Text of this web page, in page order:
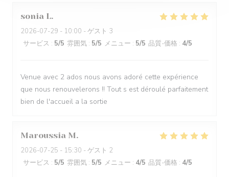
sonia L
2026-07-29 - 10:00 - ゲスト 3
サービス : 5/5 雰囲気 : 5/5 メニュー : 5/5 品質-価格 : 4/5
Venue avec 2 ados nous avons adoré cette expérience
que nous renouvelerons !! Tout s est déroulé parfaitement
bien de l'accueil a la sortie
Maroussia M
2026-07-25 - 15:30 - ゲスト 2
サービス : 5/5 雰囲気 : 5/5 メニュー : 4/5 品質-価格 : 4/5